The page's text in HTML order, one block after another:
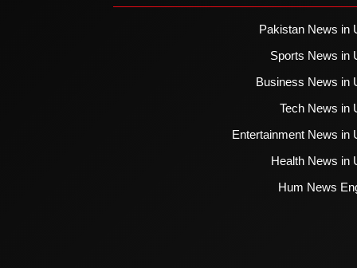
Pakistan News in
Sports News in
Business News in
Tech News in
Entertainment News in
Health News in
Hum News